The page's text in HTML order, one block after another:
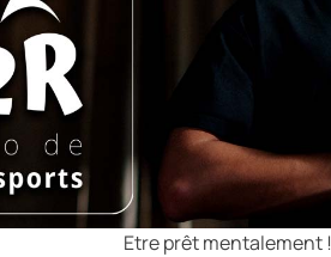
Etre prêt mentalement !